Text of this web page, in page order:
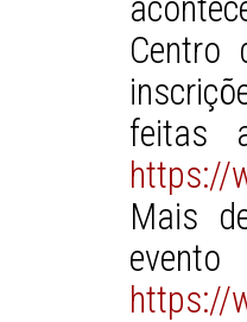
Centro
feitas
https://
Mais
evento
https://